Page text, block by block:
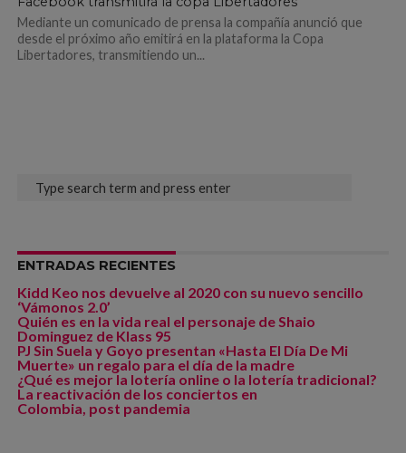
Mediante un comunicado de prensa la compañía anunció que
desde el próximo año emitirá en la plataforma la Copa
Libertadores, transmitiendo un...
ENTRADAS RECIENTES
Kidd Keo nos devuelve al 2020 con su nuevo sencillo
‘Vámonos 2.0’
Quién es en la vida real el personaje de Shaio
Dominguez de Klass 95
PJ Sin Suela y Goyo presentan «Hasta El Día De Mi
Muerte» un regalo para el día de la madre
¿Qué es mejor la lotería online o la lotería tradicional?
La reactivación de los conciertos en
Colombia, post pandemia